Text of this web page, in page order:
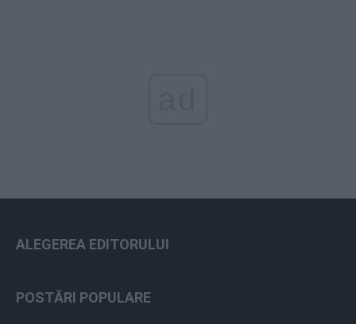
ALEGEREA EDITORULUI
POSTĂRI POPULARE